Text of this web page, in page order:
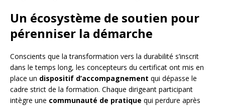
Un écosystème de soutien pour
pérenniser la démarche
Conscients que la transformation vers la durabilité s’inscrit
dans le temps long, les concepteurs du certificat ont mis en
place un dispositif d’accompagnement qui dépasse le
cadre strict de la formation. Chaque dirigeant participant
intègre une communauté de pratique qui perdure après